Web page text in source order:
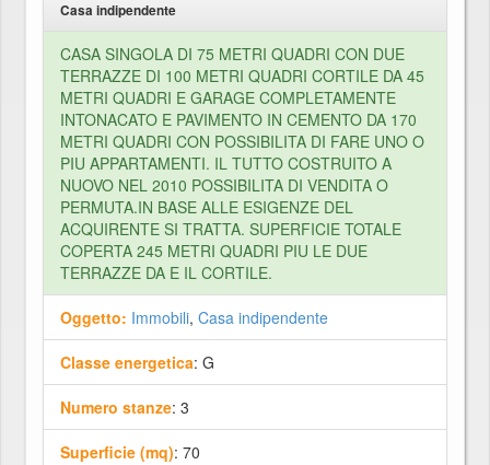
Casa indipendente
CASA SINGOLA DI 75 METRI QUADRI CON DUE
TERRAZZE DI 100 METRI QUADRI CORTILE DA 45
METRI QUADRI E GARAGE COMPLETAMENTE
INTONACATO E PAVIMENTO IN CEMENTO DA 170
METRI QUADRI CON POSSIBILITA DI FARE UNO O
PIU APPARTAMENTI. IL TUTTO COSTRUITO A
NUOVO NEL 2010 POSSIBILITA DI VENDITA O
PERMUTA.IN BASE ALLE ESIGENZE DEL
ACQUIRENTE SI TRATTA. SUPERFICIE TOTALE
COPERTA 245 METRI QUADRI PIU LE DUE
TERRAZZE DA E IL CORTILE.
Oggetto: Immobili, Casa indipendente
Classe energetica: G
Numero stanze: 3
Superficie (mq): 70